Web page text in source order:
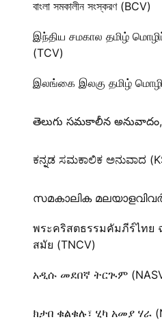
বাংলা সমকালীন সংস্করণ (BCV)
இந்திய சமகால தமிழ்
(TCV)
இலங்கை இலகு தமிழ்
తెలుగు సమకాలీన అనువాదం,
ಕನ್ನಡ ಸಮಕಾಲಿಕ ಅನುವಾದ
സമകാലിക
พระคริสตธรรมคัมภีร์ไทย
สมัย (TNCV)
አዲሱ መደበኛ ትርጒም
ክታበ ቁልቁሉ፣ ሂካ አመያ ሃራ